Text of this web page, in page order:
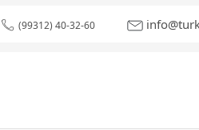
(99312) 40-32-60